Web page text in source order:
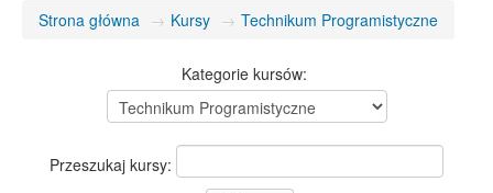
Strona główna → Kursy → Technikum Programistyczne
Kategorie kursów:
Przeszukaj kursy: